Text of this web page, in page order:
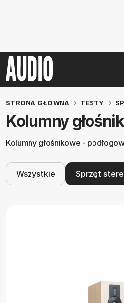
STRONA GŁÓWNA TESTY
Kolumny
Kolumny głośnikowe -
Wszystkie Sprzęt